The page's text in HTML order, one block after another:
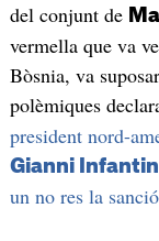
del conjunt de
vermella que va
Bòsnia, va
polèmiques
president nord-
Gianni
un no res la